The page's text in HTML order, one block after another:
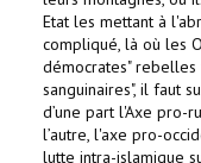
Etat les mettant à
compliqué, là où les
démocrates" rebelles
sanguinaires", il faut
d’une part l'Axe pro-
l’autre, l'axe pro-
lutte intra-islamique